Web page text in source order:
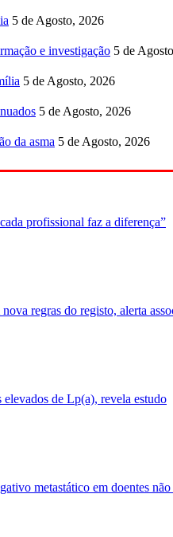
5 de Agosto, 2026
e investigação 5 de
5 de Agosto, 2026
5 de Agosto, 2026
da asma 5 de Agosto, 2026
profissional faz a diferença”
regras do registo, alerta
elevados de Lp(a), revela estudo
metastático em doentes